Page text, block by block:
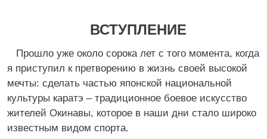
ВСТУПЛЕНИЕ
Прошло уже около сорока лет с того момента, когда
я приступил к претворению в жизнь своей высокой
мечты: сделать частью японской национальной
культуры каратэ – традиционное боевое искусство
жителей Окинавы, которое в наши дни стало широко
известным видом спорта.